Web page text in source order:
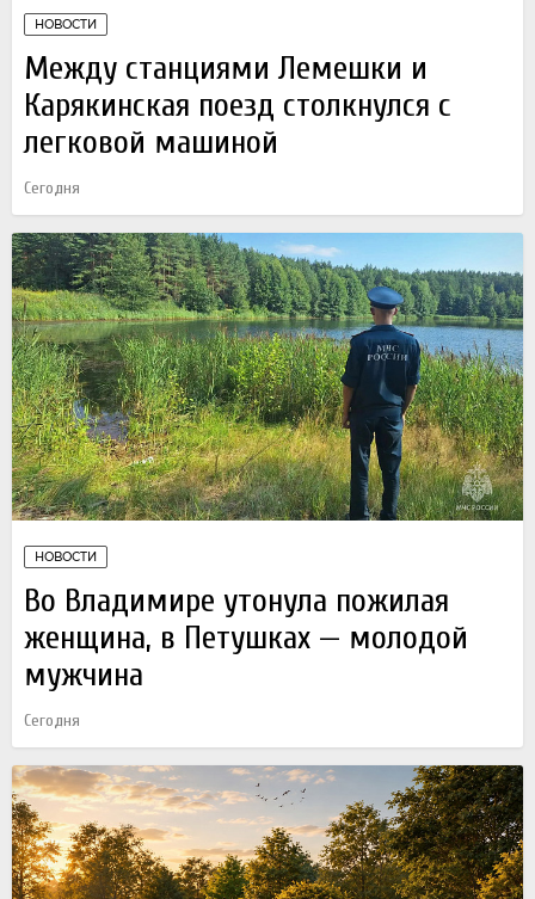
НОВОСТИ
Между станциями Лемешки и
Карякинская поезд столкнулся с
легковой машиной
Сегодня
НОВОСТИ
Во Владимире утонула пожилая
женщина, в Петушках — молодой
мужчина
Сегодня